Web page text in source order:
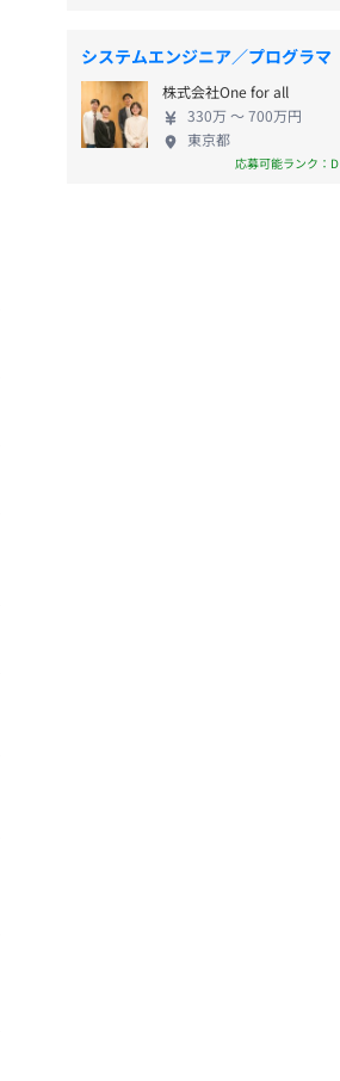
システムエンジニア／プログラマ
株式会社One for all
330万 〜 700万円
東京都
応募可能ランク：D